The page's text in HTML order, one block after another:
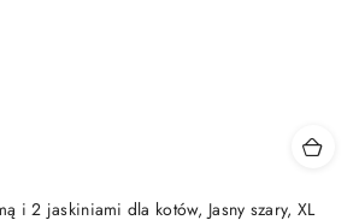
i 2 jaskiniami dla kotów, Jasny szary, XL